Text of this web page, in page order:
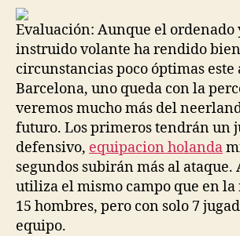
Evaluación: Aunque el ordenado
instruido volante ha rendido
circunstancias poco óptimas este
Barcelona, uno queda con la
veremos mucho más del
futuro. Los primeros tendrán un
defensivo, equipacion holanda
segundos subirán más al ataque.
utiliza el mismo campo que en
15 hombres, pero con solo 7
equipo.